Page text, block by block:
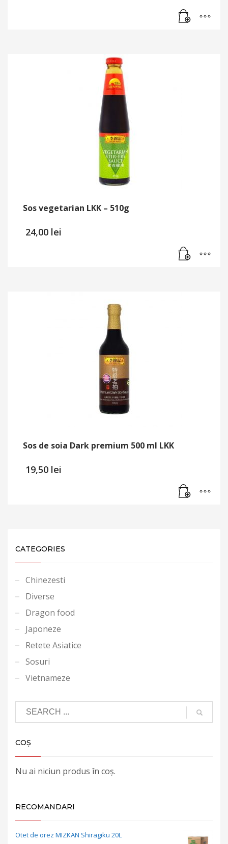
Sos vegetarian LKK – 510g
24,00 lei
Sos de soia Dark premium 500 ml LKK
19,50 lei
CATEGORIES
Chinezesti
Diverse
Dragon food
Japoneze
Retete Asiatice
Sosuri
Vietnameze
COȘ
Nu ai niciun produs în coș.
RECOMANDARI
Otet de orez MIZKAN Shiragiku 20L